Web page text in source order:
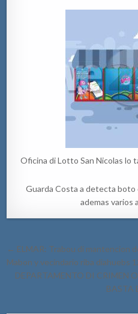
Oficina di Lotto San Nicolas lo
Guarda Costa a detecta
ademas varios
Post
navigation
← ELMAR: Trabou di mantencion
Mabon y vecindario riba diahuebs
DEPARTAMENTO DI CRIMEN
BASTA